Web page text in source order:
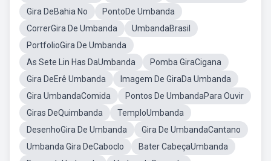
Gira DeBahia No
PontoDe Umbanda
CorrerGira De Umbanda
UmbandaBrasil
PortfolioGira De Umbanda
As Sete Lin Has DaUmbanda
Pomba GiraCigana
Gira DeErê Umbanda
Imagem De GiraDa Umbanda
Gira UmbandaComida
Pontos De UmbandaPara Ouvir
Giras DeQuimbanda
TemploUmbanda
DesenhoGira De Umbanda
Gira De UmbandaCantano
Umbanda Gira DeCaboclo
Bater CabeçaUmbanda